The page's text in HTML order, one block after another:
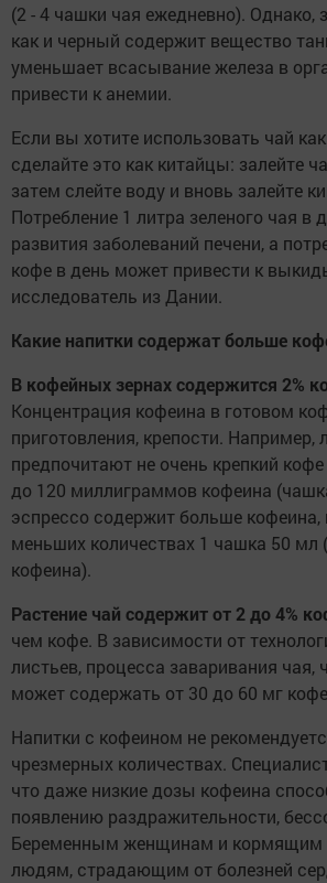
(2 - 4 чашки чая ежедневно). Однако,
как и черный содержит вещество
уменьшает всасывание железа в
привести к анемии.
Если вы хотите использовать чай
сделайте это как китайцы: залейте
затем слейте воду и вновь залейте
Потребление 1 литра зеленого чая в
развития заболеваний печени, а
кофе в день может привести к
исследователь из Дании.
Какие напитки содержат больше
В кофейных зернах содержится 2%
Концентрация кофеина в готовом
приготовления, крепости. Например,
предпочитают не очень крепкий
до 120 миллиграммов кофеина
эспрессо содержит больше кофеина,
меньших количествах 1 чашка 50 мл
кофеина).
Растение чай содержит от 2 до 4%
чем кофе. В зависимости от
листьев, процесса заваривания чая,
может содержать от 30 до 60 мг
Напитки с кофеином не
чрезмерных количествах.
что даже низкие дозы кофеина
появлению раздражительности,
Беременным женщинам и кормящим
людям, страдающим от болезней